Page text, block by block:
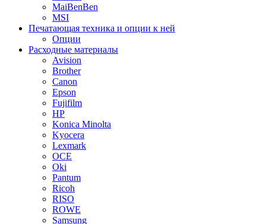
MaiBenBen
MSI
Печатающая техника и опции к ней
Опции
Расходные материалы
Avision
Brother
Canon
Epson
Fujifilm
HP
Konica Minolta
Kyocera
Lexmark
OCE
Oki
Pantum
Ricoh
RISO
ROWE
Samsung